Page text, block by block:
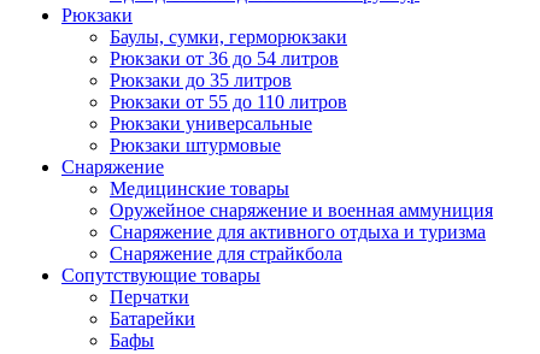
Рюкзаки
Баулы, сумки, герморюкзаки
Рюкзаки от 36 до 54 литров
Рюкзаки до 35 литров
Рюкзаки от 55 до 110 литров
Рюкзаки универсальные
Рюкзаки штурмовые
Снаряжение
Медицинские товары
Оружейное снаряжение и военная аммуниция
Снаряжение для активного отдыха и туризма
Снаряжение для страйкбола
Сопутствующие товары
Перчатки
Батарейки
Бафы